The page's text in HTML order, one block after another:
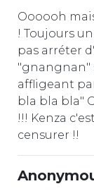
Oooooh
! Toujours
pas arréter
"gnangnan"
affligeant
bla bla bla"
!!! Kenza
censurer !!